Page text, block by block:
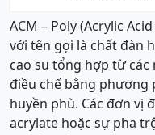
ACM – Poly (Acrylic
với tên gọi là chất đàn
cao su tổng hợp từ
điều chế bằng
huyền phù. Các đơn vị
acrylate hoặc sự pha